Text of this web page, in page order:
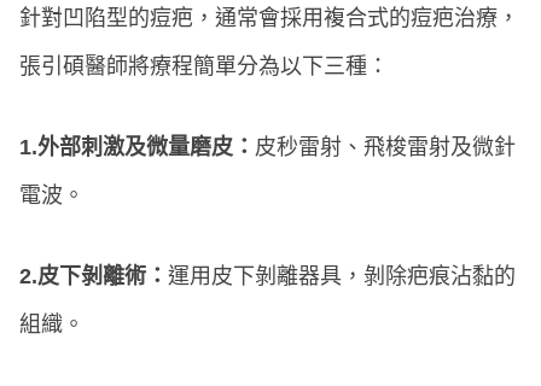
針對凹陷型的痘疤，通常會採用複合式的痘疤治療，
張引碩醫師將療程簡單分為以下三種：
1.外部刺激及微量磨皮： 皮秒雷射、飛梭雷射及微針
電波。
2.皮下剝離術：運用皮下剝離器具，剝除疤痕沾黏的
組織。